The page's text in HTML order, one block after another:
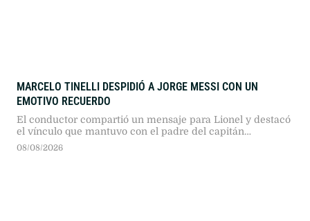
MARCELO TINELLI DESPIDIÓ A JORGE MESSI CON UN
EMOTIVO RECUERDO
El conductor compartió un mensaje para Lionel y destacó
el vínculo que mantuvo con el padre del capitán
argentino.
08/08/2026